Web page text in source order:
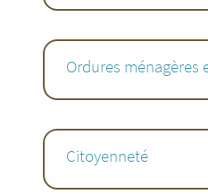
Ordures ménagères
Citoyenneté